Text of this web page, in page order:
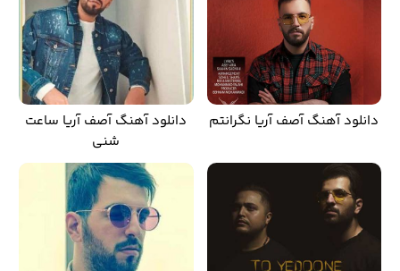
دانلود آهنگ آصف آریا نگرانتم
دانلود آهنگ آصف آریا ساعت
شنی